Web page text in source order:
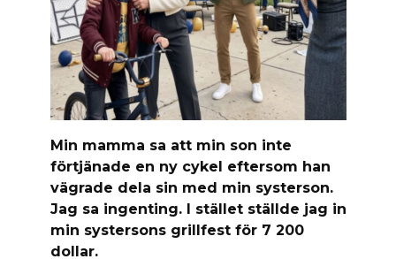
Min mamma sa att min son inte
förtjänade en ny cykel eftersom han
vägrade dela sin med min systerson.
Jag sa ingenting. I stället ställde jag in
min systersons grillfest för 7 200
dollar.